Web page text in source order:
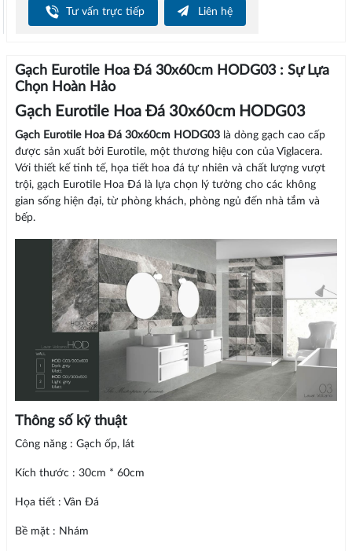
Tư vấn trực tiếp Liên hệ
Gạch Eurotile Hoa Đá 30x60cm HODG03 : Sự Lựa
Chọn Hoàn Hảo
Gạch Eurotile Hoa Đá 30x60cm HODG03
Gạch Eurotile Hoa Đá 30x60cm HODG03 là dòng gạch cao cấp
được sản xuất bởi Eurotile, một thương hiệu con của Viglacera.
Với thiết kế tinh tế, họa tiết hoa đá tự nhiên và chất lượng vượt
trội, gạch Eurotile Hoa Đá là lựa chọn lý tưởng cho các không
gian sống hiện đại, từ phòng khách, phòng ngủ đến nhà tắm và
bếp.
Thông số kỹ thuật
Công năng : Gạch ốp, lát
Kích thước : 30cm * 60cm
Họa tiết : Vân Đá
Bề mặt : Nhám